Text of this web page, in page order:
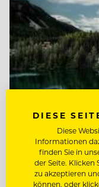
TOP
DIESE
Diese
Informationen
finden Sie in
der Seite. Klicken
zu akzeptieren
können, oder